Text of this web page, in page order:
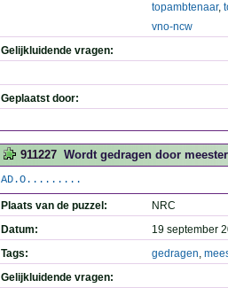
topambtenaar,
vno-ncw
Gelijkluidende vragen:
Geplaatst door:
911227 Wordt gedragen door
AD.O.........
Plaats van de puzzel:
NRC
Datum:
19 september
Tags:
gedragen,
Gelijkluidende vragen: